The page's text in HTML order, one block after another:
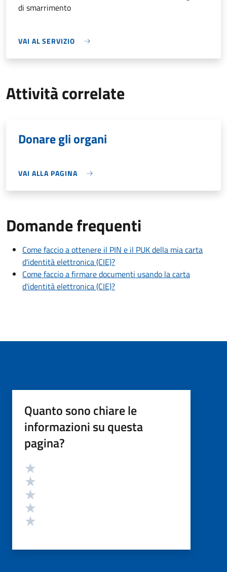
di smarrimento
VAI AL SERVIZIO
Attività correlate
Donare gli organi
VAI ALLA PAGINA
Domande frequenti
Come faccio a ottenere il PIN e il PUK della mia carta
d'identità elettronica (CIE)?
Come faccio a firmare documenti usando la carta
d'identità elettronica (CIE)?
Quanto sono chiare le
informazioni su questa
pagina?
Valutazione